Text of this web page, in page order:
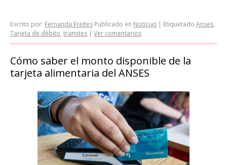
Escrito por: Fernanda Freites Publicado en Noticias | Etiquetado Anses,
Tarjeta de débito, tramites | Ver comentarios
Cómo saber el monto disponible de la
tarjeta alimentaria del ANSES